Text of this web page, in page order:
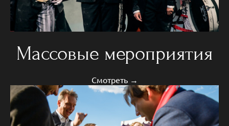
Массовые мероприятия
Смотреть →